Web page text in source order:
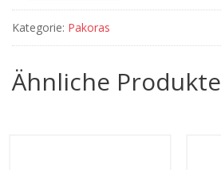
Kategorie: Pakoras
Ähnliche Produkte